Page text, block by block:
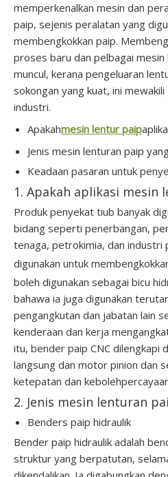
Mesin Lentur Tiub Keluli Tahan Karat NC GM-SB-114NCB
memperkenalkan mesin dan
paip, sejenis peralatan yang
membengkokkan paip.
proses baru dan pelbagai
muncul, kerana pengeluaran
sokongan yang kuat, ini
industri.
Apakahmesin lentur paip
Jenis mesin lenturan paip
Keadaan pasaran untuk
1. Apakah aplikasi mesin
Produk penyekat tiub banyak
bidang seperti penerbangan,
tenaga, petrokimia, dan industri
digunakan untuk
boleh digunakan sebagai bicu
bahawa ia juga digunakan
pengangkutan dan jabatan lain
kenderaan dan kerja
itu, bender paip CNC dilengkapi
langsung dan motor pinion dan
ketepatan dan
2. Jenis mesin lenturan
Benders paip hidraulik
Bender paip hidraulik adalah
struktur yang berpatutan,